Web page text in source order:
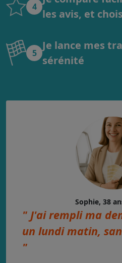
4
les avis, et
5
Je lance mes
sérénité
Sophie, 38
" J'ai rempli ma
un lundi matin,
"